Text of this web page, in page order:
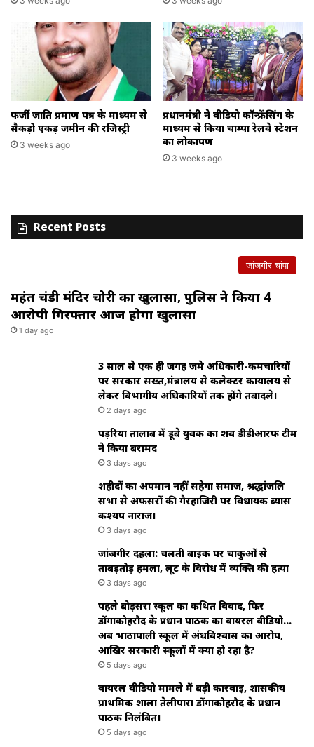
फर्जी जाति प्रमाण पत्र के माध्यम से
सैकड़ो एकड़ जमीन की रजिस्ट्री
3 weeks ago
प्रधानमंत्री ने वीडियो कॉन्फ्रेंसिंग के
माध्यम से किया चाम्पा रेलवे स्टेशन
का लोकार्पण
3 weeks ago
Recent Posts
जांजगीर चांपा
महंत चंडी मंदिर चोरी का खुलासा, पुलिस ने किया 4
आरोपी गिरफ्तार आज होगा खुलासा
1 day ago
3 साल से एक ही जगह जमे अधिकारी-कर्मचारियों
पर सरकार सख्त,मंत्रालय से कलेक्टर कार्यालय से
लेकर विभागीय अधिकारियों तक होंगे तबादले।
2 days ago
पड़रिया तालाब में डूबे युवक का शव डीडीआरफ टीम
ने किया बरामद
3 days ago
शहीदों का अपमान नहीं सहेगा समाज, श्रद्धांजलि
सभा से अफसरों की गैरहाजिरी पर विधायक ब्यास
कश्यप नाराज।
3 days ago
जांजगीर दहला: चलती बाइक पर चाकुओं से
ताबड़तोड़ हमला, लूट के विरोध में व्यक्ति की हत्या
3 days ago
पहले बोड़सरा स्कूल का कथित विवाद, फिर
डोंगाकोहरौद के प्रधान पाठक का वायरल वीडियो…
अब भाठापाली स्कूल में अंधविश्वास का आरोप,
आखिर सरकारी स्कूलों में क्या हो रहा है?
5 days ago
वायरल वीडियो मामले में बड़ी कार्रवाई, शासकीय
प्राथमिक शाला तेलीपारा डोंगाकोहरौद के प्रधान
पाठक निलंबित।
5 days ago